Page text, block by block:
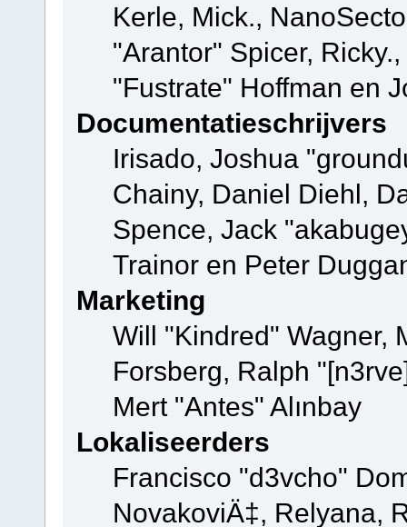
Kerle, Mick.,
"Arantor" Spicer,
"Fustrate" Hoffman en
Documentatieschrijvers
Irisado, Joshua
Chainy, Daniel Diehl,
Spence, Jack
Trainor en Peter
Marketing
Will "Kindred" Wagner,
Forsberg, Ralph
Mert "Antes" Alınbay
Lokaliseerders
Francisco "d3vcho"
NovakoviÄ‡, Relyana,